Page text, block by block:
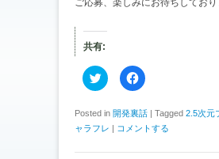
ご応募、楽しみにお待ちしており
共有:
ク
リ
し
て
T
i
F
a
b
o
で
Posted in 開発裏話 | Tagged 2.5次元
ャラフレ | コメントする